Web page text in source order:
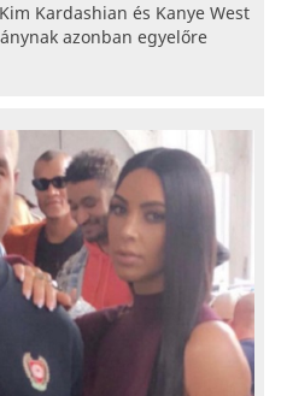
Kardashian és Kanye West
azonban egyelőre